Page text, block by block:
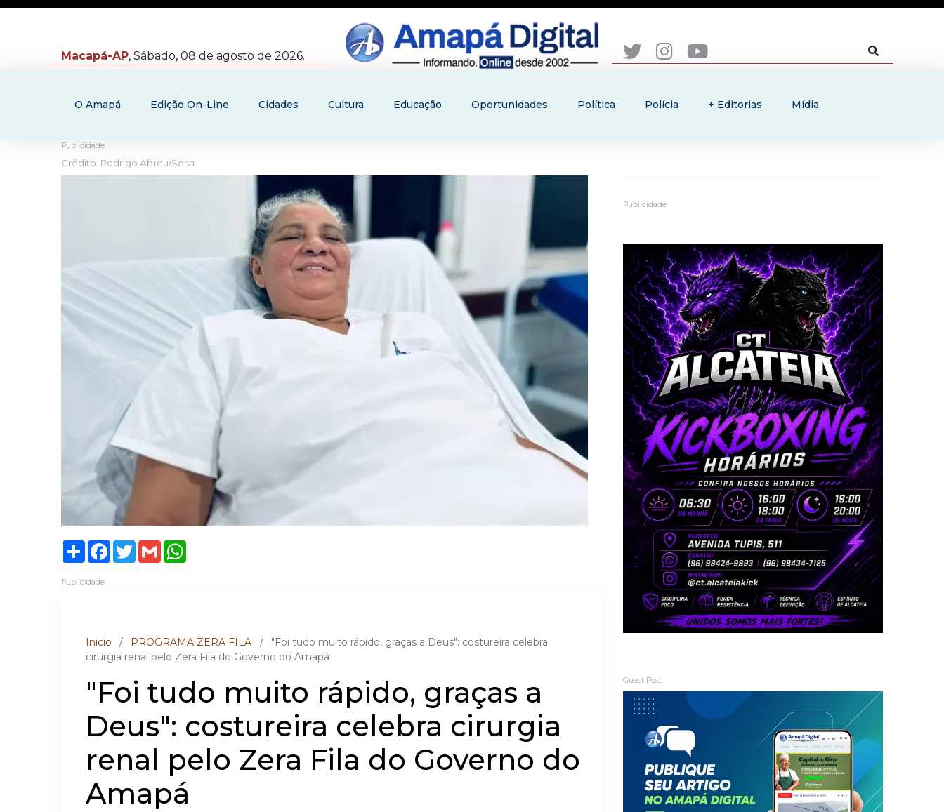
Macapá-AP, Sábado, 08 de agosto de 2026.
O Amapá Edição On-Line Cidades Cultura Educação Oportunidades Política Polícia + Editorias Mídia
Publicidade
Crédito: Rodrigo Abreu/Sesa
ShareFacebook
TwitterGmail
Publicidade
Inicio / PROGRAMA ZERA FILA /
"Foi tudo muito rápido, graças a Deus": costureira celebra
cirurgia renal pelo Zera Fila do Governo do Amapá
"Foi tudo muito rápido, graças a
Deus": costureira celebra cirurgia
renal pelo Zera Fila do Governo do
Amapá
Publicidade
Guest Post